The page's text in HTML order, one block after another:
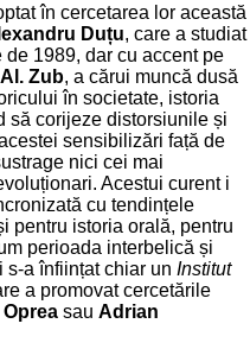
în cercetarea lor această
Duțu, care a studiat
1989, dar cu accent pe
Al. Zub, a cărui muncă dusă
în societate, istoria
să corijeze distorsiunile și
sensibilizări față de
nici cei mai
Acestui curent i
cu tendințele
pentru istoria orală, pentru
perioada interbelică și
s-a înființat chiar un Institut
a promovat cercetările
Oprea sau Adrian